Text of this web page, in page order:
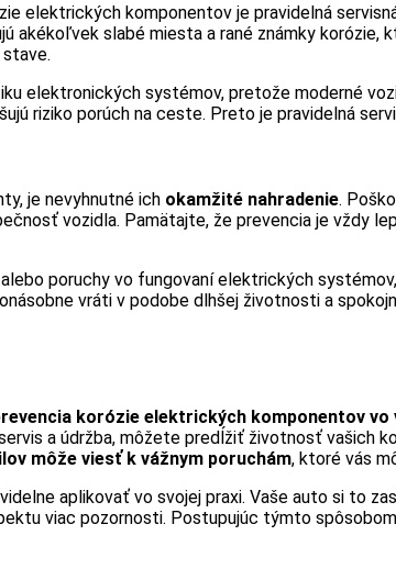
elektrických komponentov je pravidelná
akékoľvek slabé miesta a rané známky
elektronických systémov, pretože moderné
riziko porúch na ceste. Preto je pravidelná
je nevyhnutné ich okamžité nahradenie.
vozidla. Pamätajte, že prevencia je
poruchy vo fungovaní elektrických
vráti v podobe dlhšej životnosti a
korózie elektrických komponentov vo
a údržba, môžete predĺžiť životnosť vašich
môže viesť k vážnym poruchám, ktoré vás
aplikovať vo svojej praxi. Vaše auto si to
viac pozornosti. Postupujúc týmto